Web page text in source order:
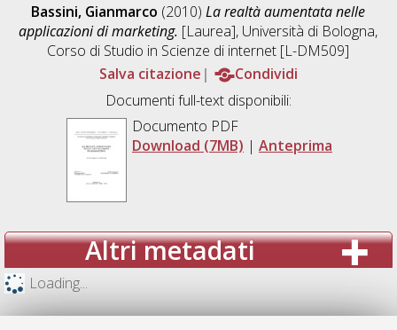
Bassini, Gianmarco (2010)La realtà aumentata nelle
applicazioni di marketing. [Laurea], Università di Bologna,
Corso di Studio in Scienze di internet [L-DM509]
Salva citazione
Condividi
Documenti full-text disponibili:
Documento PDF
Download (7MB) | Anteprima
Altri metadati
Loading...